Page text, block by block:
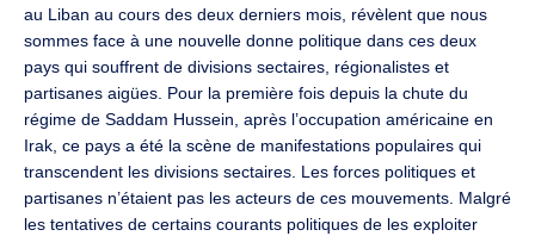
au Liban au cours des deux derniers mois, révèlent que nous
sommes face à une nouvelle donne politique dans ces deux
pays qui souffrent de divisions sectaires, régionalistes et
partisanes aigües. Pour la première fois depuis la chute du
régime de Saddam Hussein, après l’occupation américaine en
Irak, ce pays a été la scène de manifestations populaires qui
transcendent les divisions sectaires. Les forces politiques et
partisanes n’étaient pas les acteurs de ces mouvements. Malgré
les tentatives de certains courants politiques de les exploiter